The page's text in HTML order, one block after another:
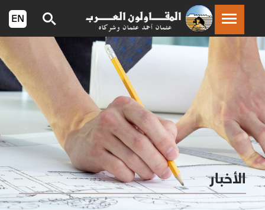
الأخبار